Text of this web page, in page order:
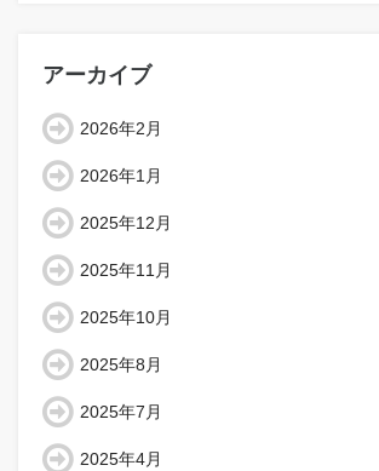
アーカイブ
2026年2月
2026年1月
2025年12月
2025年11月
2025年10月
2025年8月
2025年7月
2025年4月